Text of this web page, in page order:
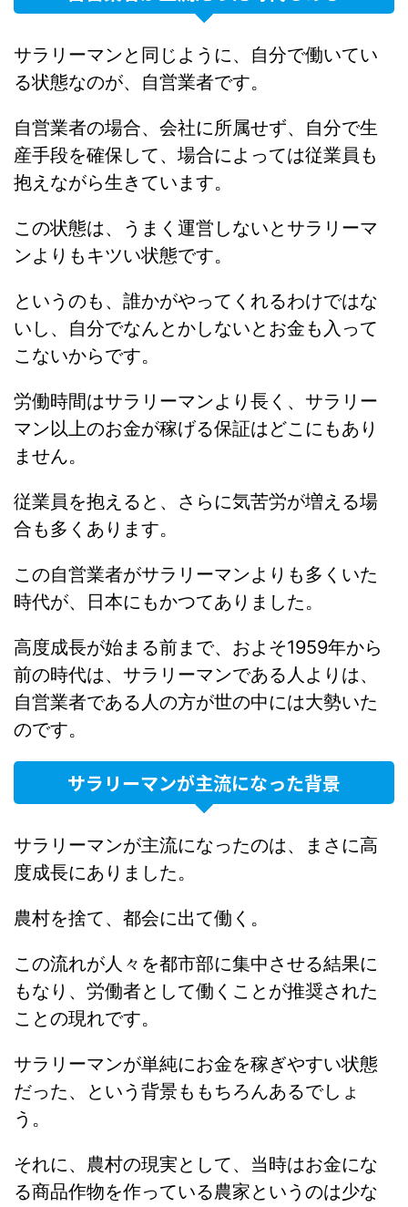
サラリーマンと同じように、自分で働いてい
る状態なのが、自営業者です。
自営業者の場合、会社に所属せず、自分で生
産手段を確保して、場合によっては従業員も
抱えながら生きています。
この状態は、うまく運営しないとサラリーマ
ンよりもキツい状態です。
というのも、誰かがやってくれるわけではな
いし、自分でなんとかしないとお金も入って
こないからです。
労働時間はサラリーマンより長く、サラリー
マン以上のお金が稼げる保証はどこにもあり
ません。
従業員を抱えると、さらに気苦労が増える場
合も多くあります。
この自営業者がサラリーマンよりも多くいた
時代が、日本にもかつてありました。
高度成長が始まる前まで、およそ1959年から
前の時代は、サラリーマンである人よりは、
自営業者である人の方が世の中には大勢いた
のです。
サラリーマンが主流になった背景
サラリーマンが主流になったのは、まさに高
度成長にありました。
農村を捨て、都会に出て働く。
この流れが人々を都市部に集中させる結果に
もなり、労働者として働くことが推奨された
ことの現れです。
サラリーマンが単純にお金を稼ぎやすい状態
だった、という背景ももちろんあるでしょ
う。
それに、農村の現実として、当時はお金にな
る商品作物を作っている農家というのは少な